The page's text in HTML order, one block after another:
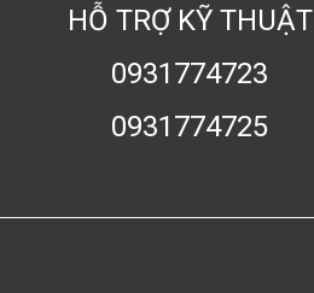
HỖ TRỢ KỸ THUẬT
0931774723
0931774725